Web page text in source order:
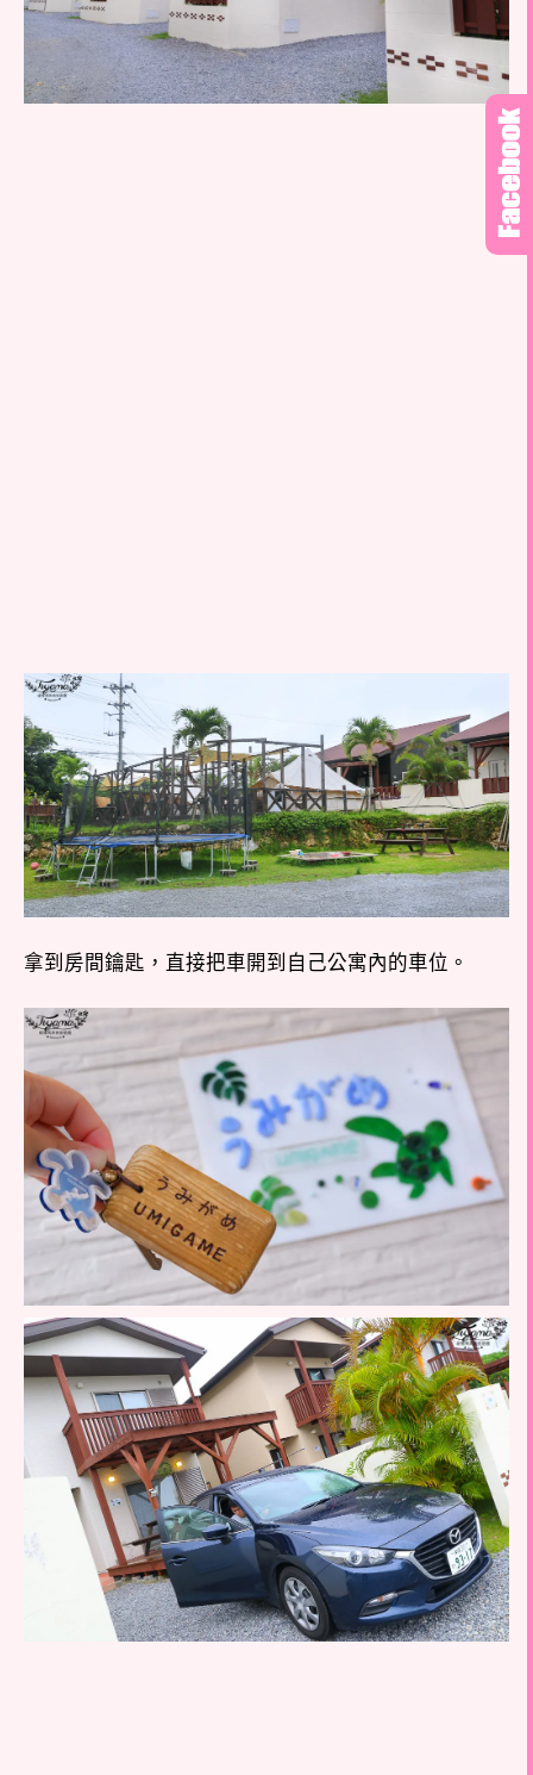
拿到房間鑰匙，直接把車開到自己公寓內的車位。